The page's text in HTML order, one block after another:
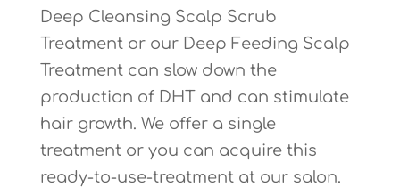
Deep Cleansing Scalp Scrub
Treatment or our Deep Feeding Scalp
Treatment can slow down the
production of DHT and can stimulate
hair growth. We offer a single
treatment or you can acquire this
ready-to-use-treatment at our salon.